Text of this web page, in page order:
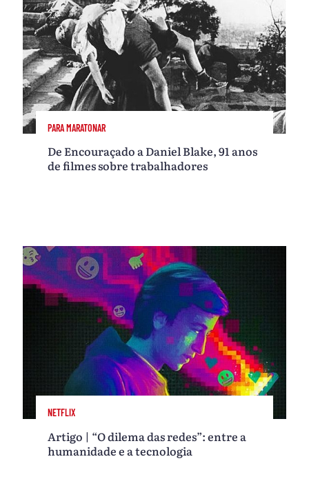
PARA MARATONAR
De Encouraçado a Daniel Blake, 91 anos
de filmes sobre trabalhadores
NETFLIX
Artigo | “O dilema das redes”: entre a
humanidade e a tecnologia